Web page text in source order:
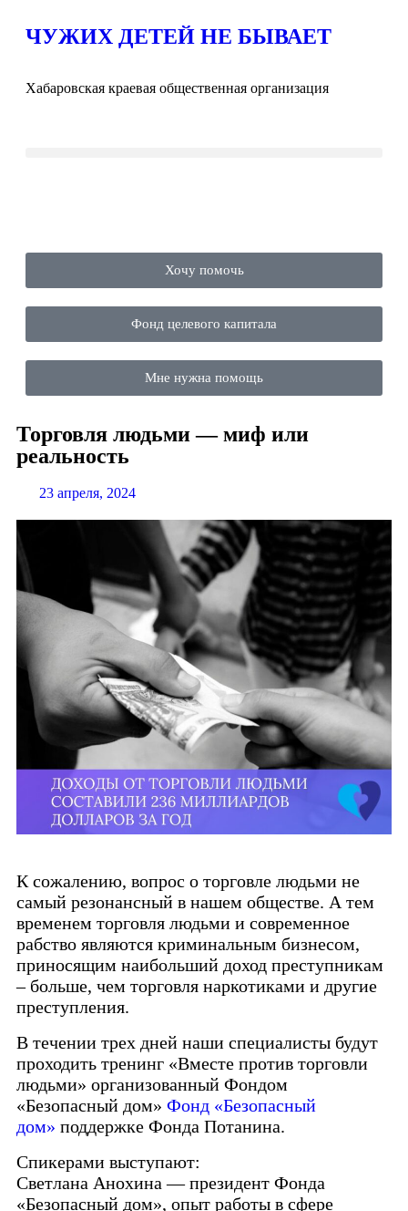
ЧУЖИХ ДЕТЕЙ НЕ БЫВАЕТ
Хабаровская краевая общественная организация
Хочу помочь
Фонд целевого капитала
Мне нужна помощь
Торговля людьми — миф или
реальность
23 апреля, 2024
К сожалению, вопрос о торговле людьми не
самый резонансный в нашем обществе. А тем
временем торговля людьми и современное
рабство являются криминальным бизнесом,
приносящим наибольший доход преступникам
– больше, чем торговля наркотиками и другие
преступления.
В течении трех дней наши специалисты будут
проходить тренинг «Вместе против торговли
людьми» организованный Фондом
«Безопасный дом» Фонд «Безопасный
дом» поддержке Фонда Потанина.
Спикерами выступают:
Светлана Анохина — президент Фонда
«Безопасный дом», опыт работы в сфере